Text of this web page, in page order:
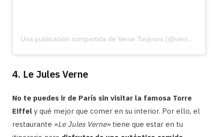
Una publicación compartida de Verse Toujours (@versetoujours)
4. Le Jules Verne
No te puedes ir de París sin visitar la famosa Torre
Eiffel y qué mejor que comer en su interior. Por ello, el
restaurante «Le Jules Verne»tiene que estar en tu